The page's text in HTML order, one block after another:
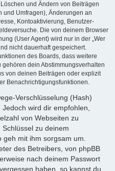
und Ändern von Beiträgen
und Umfragen), Änderungen an
Kontoaktivierung, Benutzer-
Die von deinem Browser
(User Agent) wird nur in der „Wer
nicht dauerhaft gespeichert.
des Boards, dass weitere
dein Abstimmungsverhalten
von deinen Beiträgen oder explizit
Benachrichtigungsfunktionen.
Verschlüsselung (Hash)
wird dir empfohlen,
von Webseiten zu
zu deinem
mit ihm sorgsam um.
des Betreibers, von phpBB
nach deinem Passwort
haben, so kannst du